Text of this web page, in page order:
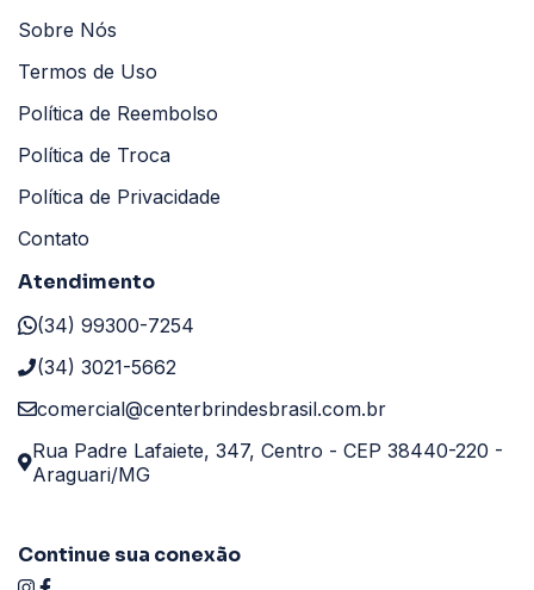
Sobre Nós
Termos de Uso
Política de Reembolso
Política de Troca
Política de Privacidade
Contato
Atendimento
(34) 99300-7254
(34) 3021-5662
comercial@centerbrindesbrasil.com.br
Rua Padre Lafaiete, 347, Centro - CEP 38440-220 -
Araguari/MG
Continue sua conexão